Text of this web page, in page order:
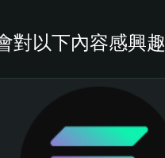
對以下內容感興趣